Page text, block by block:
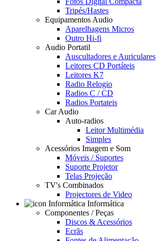
Tripés/Hastes
Equipamentos Audio
Aparelhagens Micros
Outro Hi-fi
Audio Portatil
Auscultadores e Auriculares
Leitores CD Portáteis
Leitores K7
Radio Relogio
Radios C / CD
Radios Portateis
Car Audio
Auto-radios
Leitor Multimédia
Simples
Acessórios Imagem e Som
Móveis / Suportes
Suporte Projetor
Telas Projeção
TV's Combinados
Projectores de Video
Informática
Componentes / Peças
Discos & Acessórios
Ecrãs